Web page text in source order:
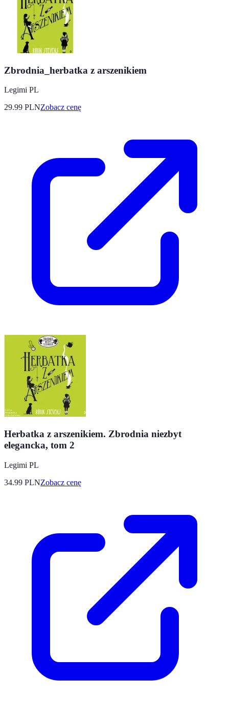
Zbrodnia_herbatka z arszenikiem
Legimi PL
29.99 PLNZobacz cenę
Herbatka z arszenikiem. Zbrodnia niezbyt
elegancka, tom 2
Legimi PL
34.99 PLNZobacz cenę